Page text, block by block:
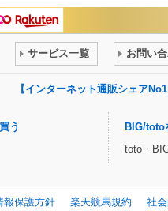
サービス一覧 お問い
【インターネット通販シェア
う
BIG/toto
toto・
報保護方針 楽天競馬規約 社